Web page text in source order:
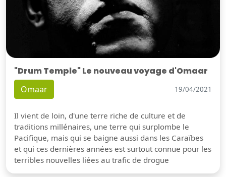
"Drum Temple" Le nouveau voyage d'Omaar
Omaar 19/04/2021
Il vient de loin, d'une terre riche de culture et de
traditions millénaires, une terre qui surplombe le
Pacifique, mais qui se baigne aussi dans les Caraïbes
et qui ces dernières années est surtout connue pour les
terribles nouvelles liées au trafic de drogue